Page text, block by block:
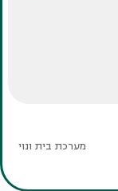
מערכת בית ונוי